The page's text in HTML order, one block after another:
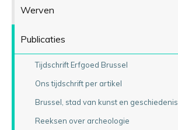
Werven
Publicaties
Tijdschrift Erfgoed Brussel
Ons tijdschrift per artikel
Brussel, stad van kunst en geschiedenis
Reeksen over archeologie